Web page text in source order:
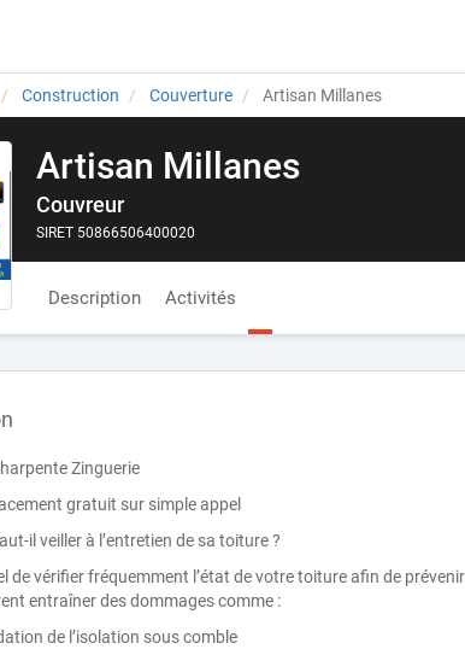
Construction Couverture Artisan Millanes
Artisan Millanes
Couvreur
SIRET 50866506400020
Description Activités
Zinguerie
gratuit sur simple appel
il veiller à l’entretien de sa toiture ?
de vérifier fréquemment l’état de votre toiture afin de
entraîner des dommages comme :
de l’isolation sous comble